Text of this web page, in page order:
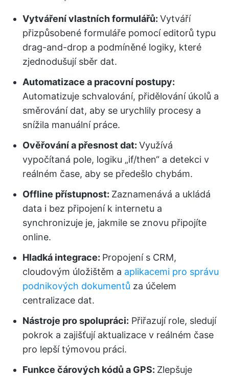
Vytváření vlastních formulářů: Vytváří
přizpůsobené formuláře pomocí editorů typu
drag-and-drop a podmíněné logiky, které
zjednodušují sběr dat.
Automatizace a pracovní postupy:
Automatizuje schvalování, přidělování úkolů a
směrování dat, aby se urychlily procesy a
snížila manuální práce.
Ověřování a přesnost dat: Využívá
vypočítaná pole, logiku „if/then“ a detekci v
reálném čase, aby se předešlo chybám.
Offline přístupnost: Zaznamenává a ukládá
data i bez připojení k internetu a
synchronizuje je, jakmile se znovu připojíte
online.
Hladká integrace: Propojení s CRM,
cloudovým úložištěm a aplikacemi pro správu
podnikových dokumentů za účelem
centralizace dat.
Nástroje pro spolupráci: Přiřazují role, sledují
pokrok a zajišťují aktualizace v reálném čase
pro lepší týmovou práci.
Funkce čárových kódů a GPS: Zlepšuje